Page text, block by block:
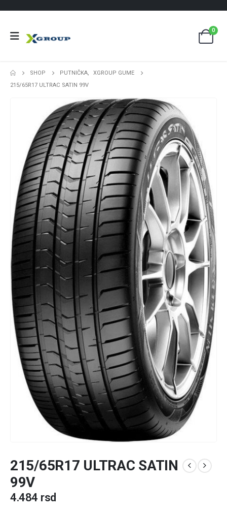
0
SHOP PUTNIČKA,
XGROUP GUME
215/65R17 ULTRAC SATIN 99V
215/65R17 ULTRAC SATIN
99V
4.484 rsd